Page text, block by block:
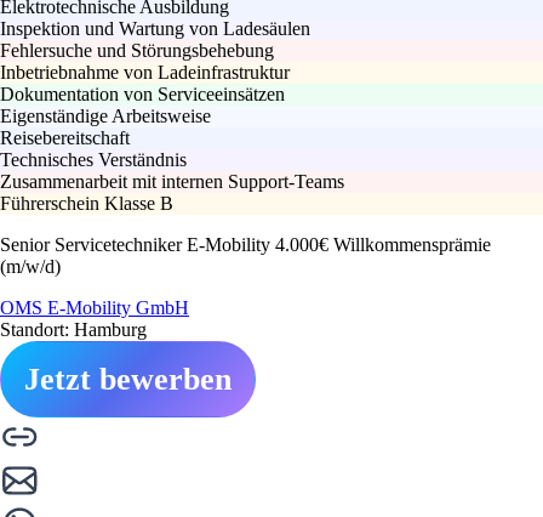
Elektrotechnische Ausbildung
Inspektion und Wartung von Ladesäulen
Fehlersuche und Störungsbehebung
Inbetriebnahme von Ladeinfrastruktur
Dokumentation von Serviceeinsätzen
Eigenständige Arbeitsweise
Reisebereitschaft
Technisches Verständnis
Zusammenarbeit mit internen Support-Teams
Führerschein Klasse B
Senior Servicetechniker E-Mobility 4.000€ Willkommensprämie
(m/w/d)
OMS E-Mobility GmbH
Standort: Hamburg
Jetzt bewerben